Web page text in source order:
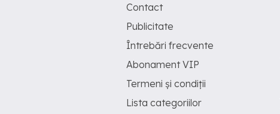
Contact
Publicitate
Întrebări frecvente
Abonament VIP
Termeni și condiții
Lista categoriilor